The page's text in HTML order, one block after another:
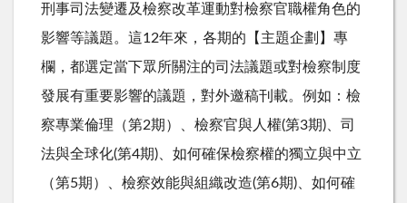
刑事司法變遷及檢察改革運動對檢察官職權角色的
影響等議題。這12年來，各期的【主題企劃】專
欄，都選定當下眾所關注的司法議題或對檢察制度
發展有重要影響的議題，對外邀稿刊載。例如：檢
察專業倫理（第2期）、檢察官與人權(第3期)、司
法與全球化(第4期)、如何確保檢察權的獨立與中立
（第5期）、檢察效能與組織改造(第6期)、如何確